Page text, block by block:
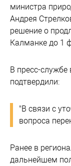
министра
Андрея
решение о
Калманке до 1
В пресс-
подтвердили:
"В связи с
вопроса
Ранее в
дальнейшем